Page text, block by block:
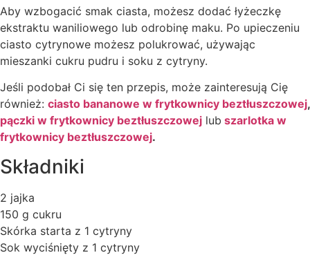
Aby wzbogacić smak ciasta, możesz dodać łyżeczkę
ekstraktu waniliowego lub odrobinę maku. Po upieczeniu
ciasto cytrynowe możesz polukrować, używając
mieszanki cukru pudru i soku z cytryny.
Jeśli podobał Ci się ten przepis, może zainteresują Cię
również: ciasto bananowe w frytkownicy beztłuszczowej,
pączki w frytkownicy beztłuszczowej lub szarlotka w
frytkownicy beztłuszczowej.
Składniki
2 jajka
150 g cukru
Skórka starta z 1 cytryny
Sok wyciśnięty z 1 cytryny